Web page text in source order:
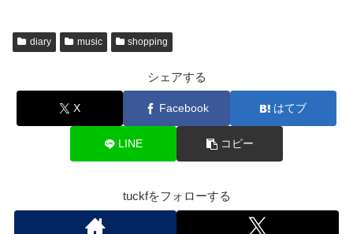
diary music shopping
シェアする
X Facebook はてブ
LINE コピー
tuckfをフォローする